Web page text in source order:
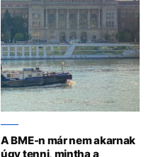
A BME-n már nem akarnak
úgy tenni, mintha a